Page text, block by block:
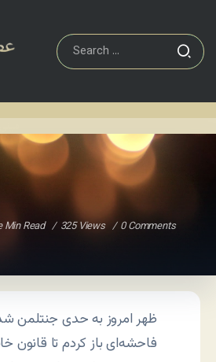
Min Read 325 Views 0 Comments
ظهر امروز به حدی جنتلمن
فاحشه‌ای باز کردم تا قانون